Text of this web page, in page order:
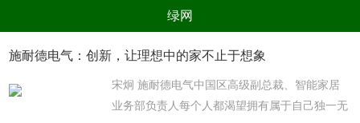
绿网
组织 养生 公益
美食 健康 教育
电器 数码 旅游
施耐德电气：创新，让理想中的家不止于想象
宋炯 施耐德电气中国区高级副总裁、智能家居
业务部负责人每个人都渴望拥有属于自己独一无